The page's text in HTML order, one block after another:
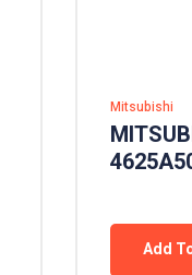
Mitsubishi
Add